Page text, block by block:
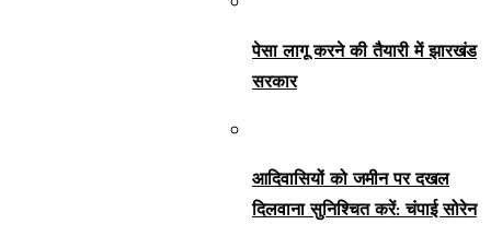
पेसा लागू करने की तैयारी में झारखंड
सरकार
आदिवासियों को जमीन पर दखल
दिलवाना सुनिश्चित करें: चंपाई सोरेन